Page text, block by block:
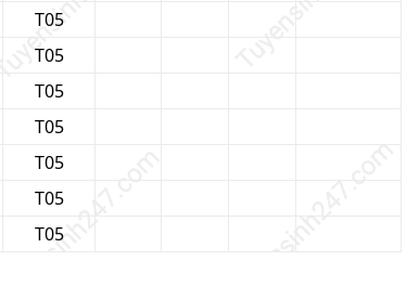
T05
T05
T05
T05
T05
T05
T05